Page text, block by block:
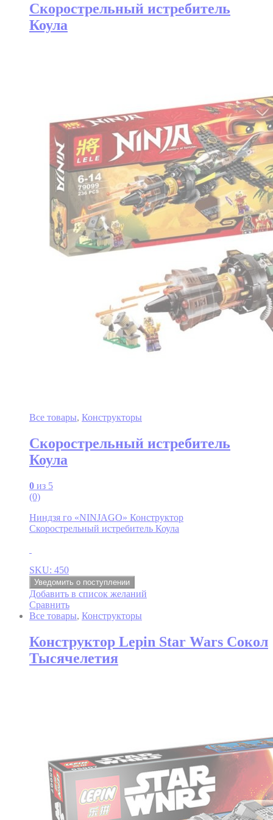
Скорострельный истребитель
Коула
Все товары, Конструкторы
Скорострельный истребитель
Коула
0 из 5
(0)
Ниндзя го «NINJAGO» Конструктор
Скорострельный истребитель Коула
SKU: 450
Уведомить о поступлении
Добавить в список желаний
Сравнить
Все товары, Конструкторы
Конструктор Lepin Star Wars Сокол
Тысячелетия